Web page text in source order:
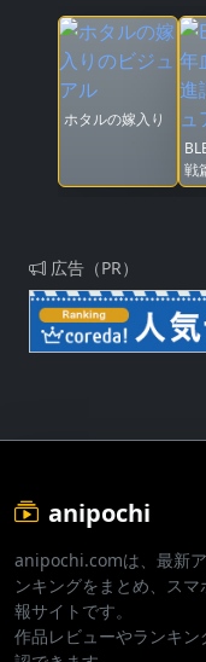
ホタルの嫁入り
戦
広告（PR）
anipochi
anipochi.comは、最新
ンキングをまとめ、ス
報サイトです。
作品レビューやランキ